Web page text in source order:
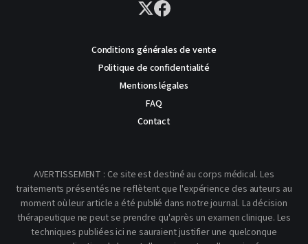
Conditions générales de vente
Politique de confidentialité
Mentions légales
FAQ
Contact
AVERTISSEMENT : Ce site est destiné au corps médical. Les
traitements présentés ne reflètent que l'expérience des auteurs au
moment où leur article a été publié dans notre journal. La décision
thérapeutique ne peut se prendre qu'après un examen clinique. Les
techniques publiées ici ne sauraient justifier une quelconque